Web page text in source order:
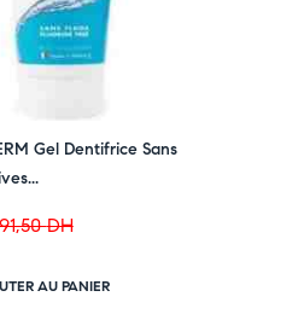
Gel Dentifrice Sans
DH
AU PANIER